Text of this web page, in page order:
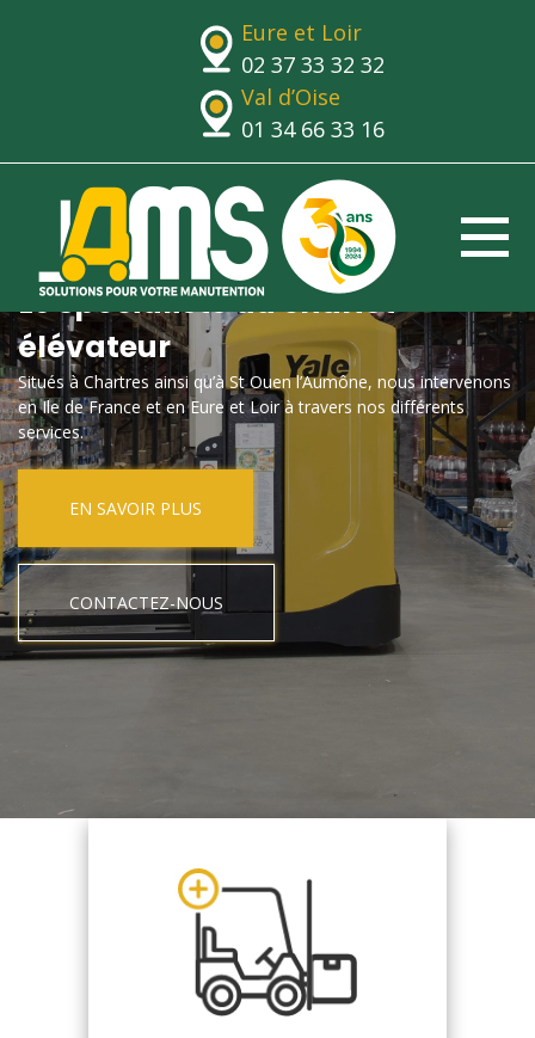
Eure et Loir
02 37 33 32 32
Val d’Oise
01 34 66 33 16
Le spécialiste du chariot
élévateur
Situés à Chartres ainsi qu’à St Ouen l’Aumône, nous intervenons
en Ile de France et en Eure et Loir à travers nos différents
services.
EN SAVOIR PLUS
CONTACTEZ-NOUS